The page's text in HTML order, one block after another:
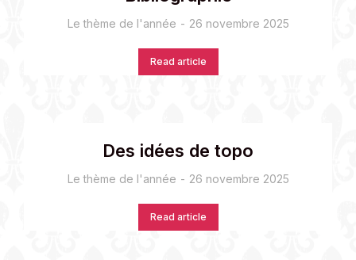
Le thème de l'année 26 novembre 2025
Read article
Des idées de topo
Le thème de l'année 26 novembre 2025
Read article